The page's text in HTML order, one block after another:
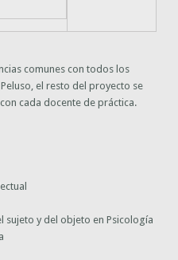
comunes con todos los
el resto del proyecto se
cada docente de práctica.
sujeto y del objeto en Psicología